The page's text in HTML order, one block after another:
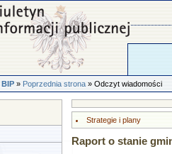
»Poprzednia strona» Odczyt wiadomości
Strategie i plany
Raport o stanie